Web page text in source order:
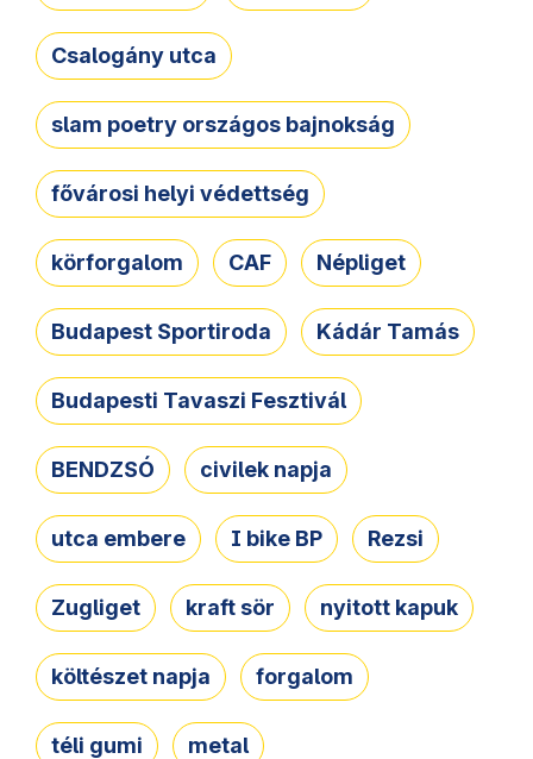
Csalogány utca
slam poetry országos bajnokság
fővárosi helyi védettség
körforgalom CAF Népliget
Budapest Sportiroda Kádár Tamás
Budapesti Tavaszi Fesztivál
BENDZSÓ civilek napja
utca embere I bike BP Rezsi
Zugliget kraft sör nyitott kapuk
költészet napja forgalom
téli gumi metal